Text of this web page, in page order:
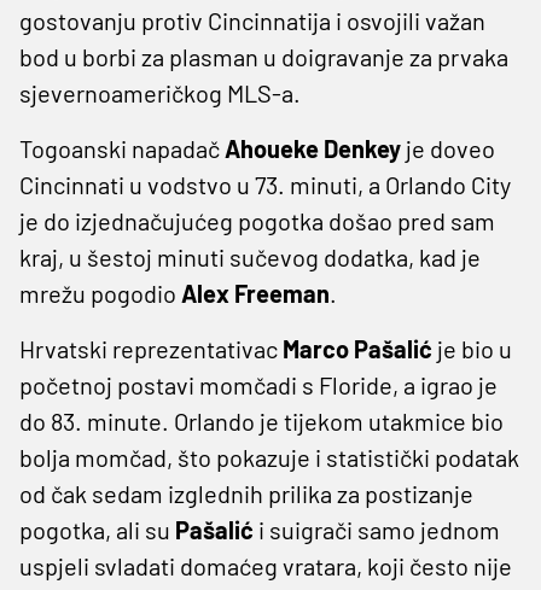
gostovanju protiv Cincinnatija i osvojili važan
bod u borbi za plasman u doigravanje za prvaka
sjevernoameričkog MLS-a.
Togoanski napadač Ahoueke Denkey je doveo
Cincinnati u vodstvo u 73. minuti, a Orlando City
je do izjednačujućeg pogotka došao pred sam
kraj, u šestoj minuti sučevog dodatka, kad je
mrežu pogodio Alex Freeman.
Hrvatski reprezentativac Marco Pašalić je bio u
početnoj postavi momčadi s Floride, a igrao je
do 83. minute. Orlando je tijekom utakmice bio
bolja momčad, što pokazuje i statistički podatak
od čak sedam izglednih prilika za postizanje
pogotka, ali su Pašalić i suigrači samo jednom
uspjeli svladati domaćeg vratara, koji često nije